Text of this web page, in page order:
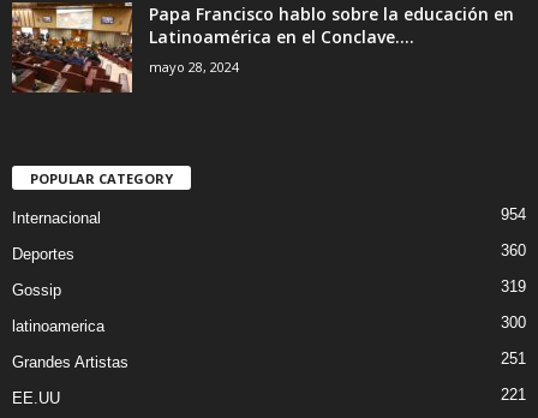
Papa Francisco hablo sobre la educación en
Latinoamérica en el Conclave....
mayo 28, 2024
POPULAR CATEGORY
Internacional 954
Deportes 360
Gossip 319
latinoamerica 300
Grandes Artistas 251
EE.UU 221